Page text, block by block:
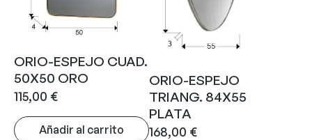
ORIO-ESPEJO CUAD.
50X50 ORO
115,00 €
Añadir al carrito
ORIO-ESPEJO
TRIANG. 84X55
PLATA
168,00 €